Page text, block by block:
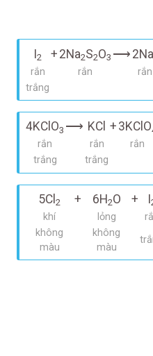
I2 + 2Na2S2O3 ⟶
rắn rắn rắn
trắng
4KClO3 ⟶ KCl + 3KClO
rắn rắn
rắn
trắng
trắng
5Cl 2 + 6H 2O +
khí lỏng
không
màu
không
màu